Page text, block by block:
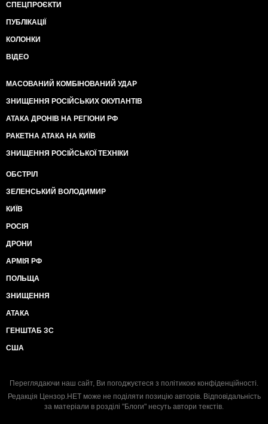
СПЕЦПРОЄКТИ
ПУБЛІКАЦІЇ
КОЛОНКИ
ВІДЕО
МАСОВАНИЙ КОМБІНОВАНИЙ УДАР
ЗНИЩЕННЯ РОСІЙСЬКИХ ОКУПАНТІВ
АТАКА ДРОНІВ НА РЕГІОНИ РФ
РАКЕТНА АТАКА НА КИЇВ
ЗНИЩЕННЯ РОСІЙСЬКОЇ ТЕХНІКИ
ОБСТРІЛ
ЗЕЛЕНСЬКИЙ ВОЛОДИМИР
КИЇВ
РОСІЯ
ДРОНИ
АРМІЯ РФ
ПОЛЬЩА
ЗНИЩЕННЯ
АТАКА
ГЕНШТАБ ЗС
США
Переглядаючи наш сайт, Ви погоджуєтеся з політикою конфіденційності.
Редакція Цензор.НЕТ може не поділяти позицію авторів. Відповідальність
за матеріали в розділі "Блоги" несуть автори текстів.